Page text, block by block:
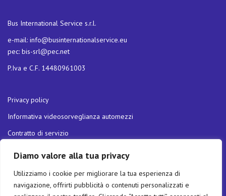
Diamo valore alla tua privacy
Utilizziamo i cookie per migliorare la tua esperienza di
navigazione, offrirti pubblicità o contenuti personalizzati e
Bus International Service s.r.l.
e-mail: info@businternationalservice.eu
pec: bis-srl@pec.net
P.Iva e C.F. 14480961003
Privacy policy
Informativa videosorveglianza automezzi
Contratto di servizio
Servizio a Chiamata UDR5